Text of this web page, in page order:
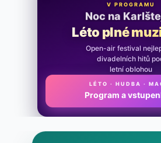
V PROGRAMU
Noc na
Léto plné
Open-air festival
divadelních hitů
letní oblohou
LÉTO · HUDBA ·
Program a